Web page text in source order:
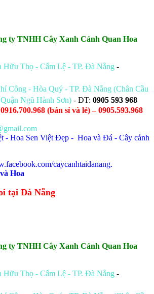
ty TNHH Cây Xanh Cảnh Quan Hoa
Hữu Thọ - Cẩm Lệ - TP. Đà Nẵng -
Công - Hòa Quý - TP. Đà Nẵng (Chân Cầu
Ngũ Hành Sơn) - ĐT: 0905 593 968
0916.700.968 (bán sỉ và lẻ) – 0905.593.968
- Hoa Sen Việt Đẹp - Hoa và Đá - Cây cảnh
caycanhtaidanang.
Hoa
tại Đà Nẵng
ty TNHH Cây Xanh Cảnh Quan Hoa
Hữu Thọ - Cẩm Lệ - TP. Đà Nẵng -